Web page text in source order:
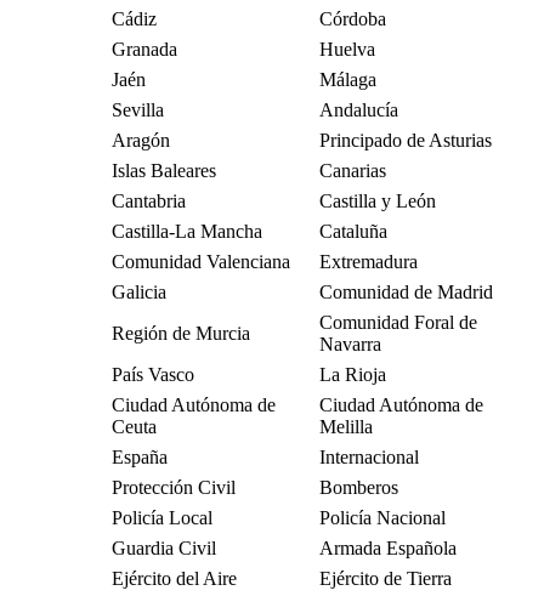
Cádiz
Córdoba
Granada
Huelva
Jaén
Málaga
Sevilla
Andalucía
Aragón
Principado de Asturias
Islas Baleares
Canarias
Cantabria
Castilla y León
Castilla-La Mancha
Cataluña
Comunidad Valenciana
Extremadura
Galicia
Comunidad de Madrid
Región de Murcia
Comunidad Foral de
Navarra
País Vasco
La Rioja
Ciudad Autónoma de
Ceuta
Ciudad Autónoma de
Melilla
España
Internacional
Protección Civil
Bomberos
Policía Local
Policía Nacional
Guardia Civil
Armada Española
Ejército del Aire
Ejército de Tierra